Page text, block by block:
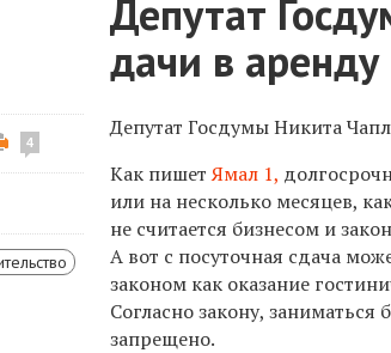
Депутат
дачи в
4
Депутат Госдумы Никита
Как пишетЯмал 1,
или на несколько месяцев,
не считается бизнесом и
А вот с посуточная сдача
законом как оказание
Согласно закону, заниматься
запрещено.